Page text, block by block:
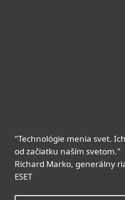
"Technológie menia svet.
od začiatku naším svetom."
Richard Marko, generálny
ESET